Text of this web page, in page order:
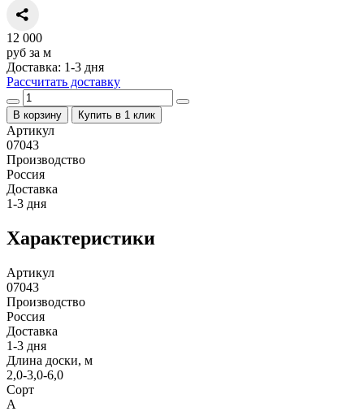
12 000
руб за м
Доставка: 1-3 дня
Рассчитать доставку
В корзину Купить в 1 клик
Артикул
07043
Производство
Россия
Доставка
1-3 дня
Характеристики
Артикул
07043
Производство
Россия
Доставка
1-3 дня
Длина доски, м
2,0-3,0-6,0
Сорт
А